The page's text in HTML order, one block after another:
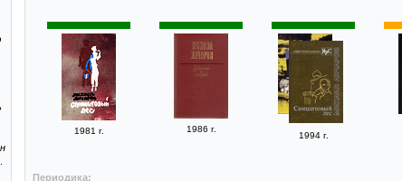
1981 г. 1986 г.
1994 г.
Периодика: